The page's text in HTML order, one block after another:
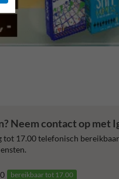
Neem contact op met
tot 17.00 telefonisch
bereikbaar tot 17.00